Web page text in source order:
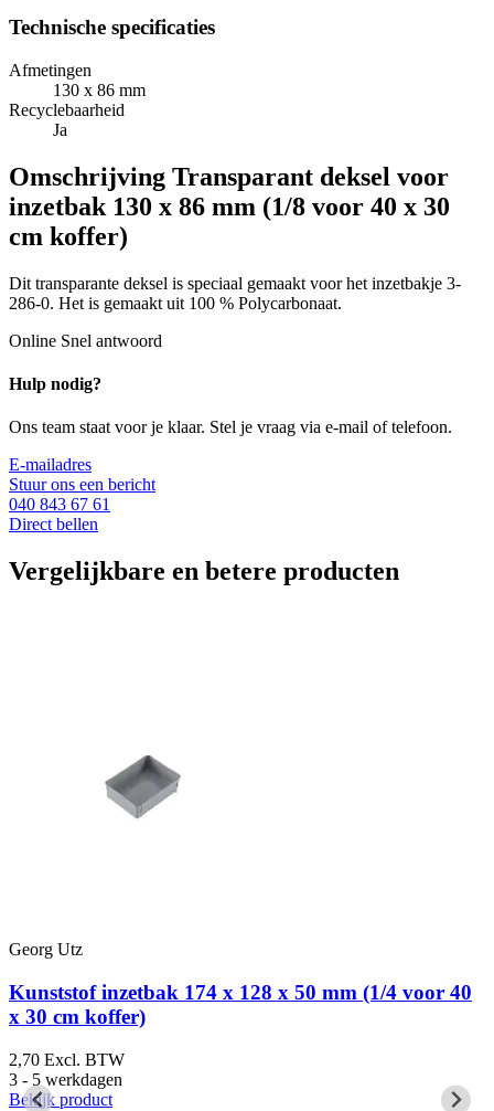
Technische specificaties
Afmetingen
130 x 86 mm
Recyclebaarheid
Ja
Omschrijving Transparant deksel voor
inzetbak 130 x 86 mm (1/8 voor 40 x 30
cm koffer)
Dit transparante deksel is speciaal gemaakt voor het inzetbakje 3-
286-0. Het is gemaakt uit 100 % Polycarbonaat.
Online Snel antwoord
Hulp nodig?
Ons team staat voor je klaar. Stel je vraag via e-mail of telefoon.
E-mailadres
Stuur ons een bericht
040 843 67 61
Direct bellen
Vergelijkbare en betere producten
Georg Utz
Kunststof inzetbak 174 x 128 x 50 mm (1/4 voor 40
x 30 cm koffer)
2,70 Excl. BTW
3 - 5 werkdagen
Bekijk product